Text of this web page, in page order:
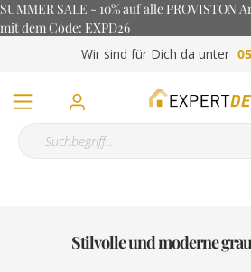
SUMMER SALE - 10% auf alle PROVISTON
mit dem Code: EXPD26
Wir sind für Dich da unter
Stilvolle und moderne